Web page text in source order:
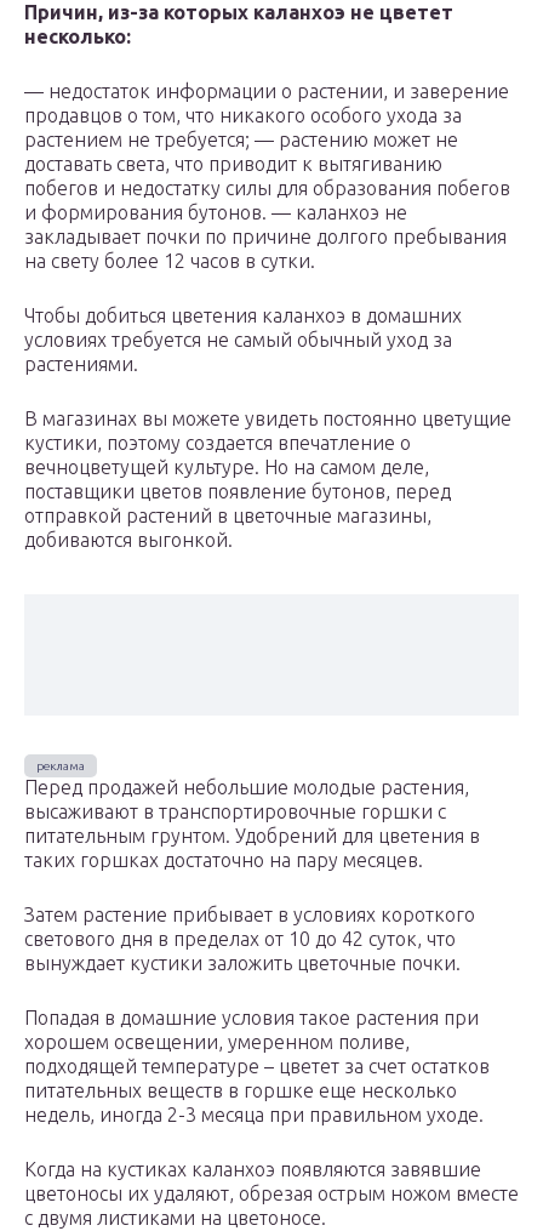
Причин, из-за которых каланхоэ не цветет
несколько:
— недостаток информации о растении, и заверение
продавцов о том, что никакого особого ухода за
растением не требуется; — растению может не
доставать света, что приводит к вытягиванию
побегов и недостатку силы для образования побегов
и формирования бутонов. — каланхоэ не
закладывает почки по причине долгого пребывания
на свету более 12 часов в сутки.
Чтобы добиться цветения каланхоэ в домашних
условиях требуется не самый обычный уход за
растениями.
В магазинах вы можете увидеть постоянно цветущие
кустики, поэтому создается впечатление о
вечноцветущей культуре. Но на самом деле,
поставщики цветов появление бутонов, перед
отправкой растений в цветочные магазины,
добиваются выгонкой.
Перед продажей небольшие молодые растения,
высаживают в транспортировочные горшки с
питательным грунтом. Удобрений для цветения в
таких горшках достаточно на пару месяцев.
Затем растение прибывает в условиях короткого
светового дня в пределах от 10 до 42 суток, что
вынуждает кустики заложить цветочные почки.
Попадая в домашние условия такое растения при
хорошем освещении, умеренном поливе,
подходящей температуре – цветет за счет остатков
питательных веществ в горшке еще несколько
недель, иногда 2-3 месяца при правильном уходе.
Когда на кустиках каланхоэ появляются завявшие
цветоносы их удаляют, обрезая острым ножом вместе
с двумя листиками на цветоносе.